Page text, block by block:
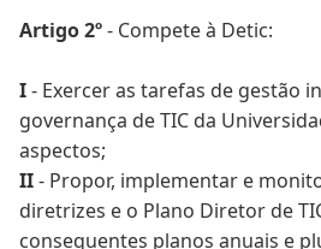
Artigo 2º- Compete à Detic:
I- Exercer as tarefas de gestão
governança de TIC da
aspectos;
II- Propor, implementar e
diretrizes e o Plano Diretor de
consequentes planos anuais e